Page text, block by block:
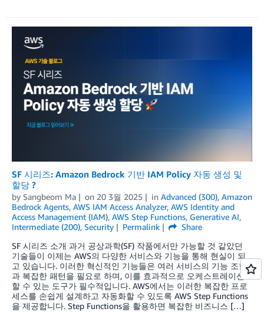
SF 시리즈: Amazon Bedrock 기반 IAM Policy 자동 생성 및
할당 ?
by Sangbeom Ma on 20 3월 2025 in Advanced (300), Amazon
Bedrock Agents, AWS IAM Access Analyzer, AWS Identity and
Access Management (IAM), AWS Step Functions, Generative AI,
Intermediate (200), Security Permalink
Share
SF 시리즈 소개 과거 공상과학(SF) 작품에서만 가능할 것 같았던
기술들이 이제는 AWS의 다양한 서비스와 기능을 통해 현실이 되
고 있습니다. 이러한 혁신적인 기능들은 여러 서비스의 기능 조합
과 복잡한 패턴을 필요로 하며, 이를 효과적으로 오케스트레이션
할 수 있는 도구가 필수적입니다. AWS에서는 이러한 복잡한 프로
세스를 손쉽게 설계하고 자동화할 수 있도록 AWS Step Functions
을 제공합니다. Step Functions을 활용하면 복잡한 비즈니스 […]